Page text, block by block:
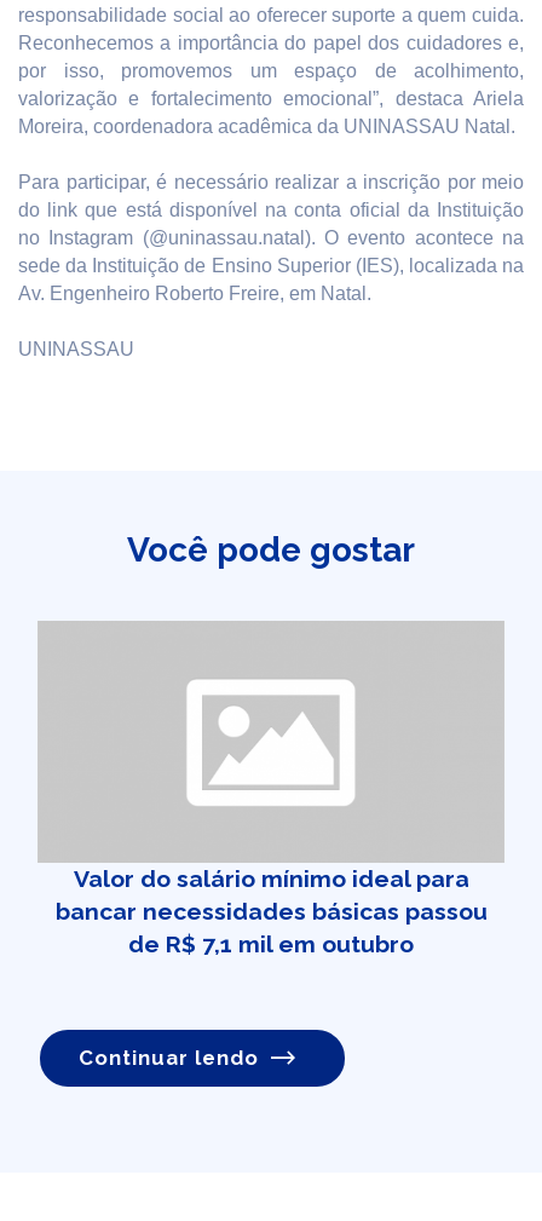
responsabilidade social ao oferecer suporte a quem cuida.
Reconhecemos a importância do papel dos cuidadores e,
por isso, promovemos um espaço de acolhimento,
valorização e fortalecimento emocional”, destaca Ariela
Moreira, coordenadora acadêmica da UNINASSAU Natal.
Para participar, é necessário realizar a inscrição por meio
do link que está disponível na conta oficial da Instituição
no Instagram (@uninassau.natal). O evento acontece na
sede da Instituição de Ensino Superior (IES), localizada na
Av. Engenheiro Roberto Freire, em Natal.
UNINASSAU
Você pode gostar
Valor do salário mínimo ideal para
bancar necessidades básicas passou
de R$ 7,1 mil em outubro
Continuar lendo